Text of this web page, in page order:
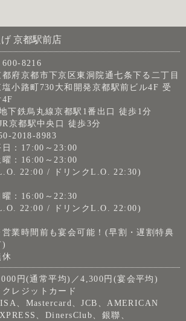
京都駅前店
600-8216
都府京都市下京区東洞院通七条下る二丁目
塩小路町730大和開発京都駅前ビル4F 受
4F
下鉄烏丸線京都駅1番出口 徒歩1分
京都駅中央口 徒歩3分
2018-8983
日：17:00～23:00
曜：16:00～23:00
22:00 / ドリンクL.O. 22:30)
曜：16:00～22:30
22:00 / ドリンクL.O. 22:00)
業時間前も宴会可能！(早割・遅割特典
)
休
円(通常平均)／4,300円(宴会平均)
レジットカード
、Mastercard、JCB、AMERICAN
、DinersClub、銀聯、